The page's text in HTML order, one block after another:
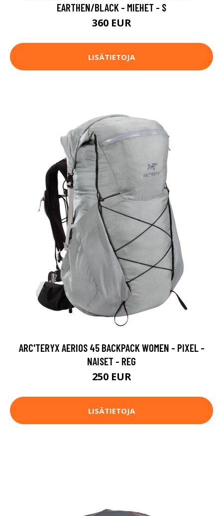
EARTHEN/BLACK - MIEHET - S
360 EUR
LISÄTIETOJA
ARC'TERYX AERIOS 45 BACKPACK WOMEN - PIXEL -
NAISET - REG
250 EUR
LISÄTIETOJA